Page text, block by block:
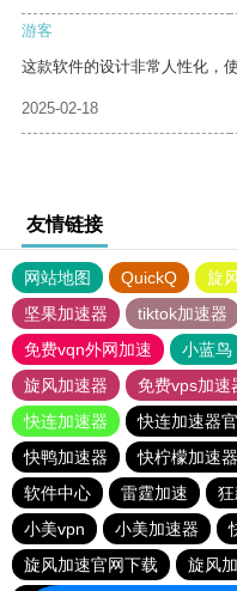
游客
这款软件的设计非常人性化，
2025-02-18
友情链接
网站地图 QuickQ 旋
坚果加速器
tiktok加速器
免费vqn外网加速
小蓝鸟
旋风加速器
免费vps加速
快连加速器
快连加速器
快鸭加速器
快柠檬加速器
软件中心
雷霆加速
小美vpn
小美加速器
旋风加速官网下载
旋风